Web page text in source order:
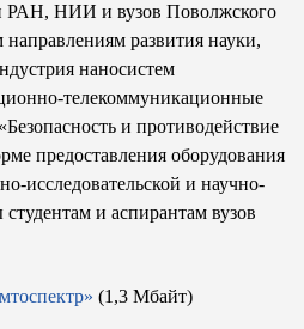
РАН, НИИ и вузов Поволжского
развития науки,
наносистем
телекоммуникационные
и противодействие
предоставления оборудования
исследовательской и научно-
студентам и аспирантам вузов
(1,3 Мбайт)